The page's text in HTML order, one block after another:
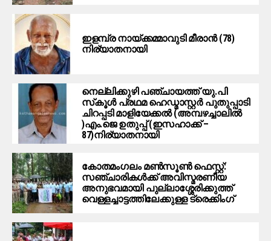
ഇളമ്പ്ര നായ്ക്കമ്മാവുടി മീരാൻ (78)
നിര്യാതനായി
നെല്ലിക്കുഴി പഞ്ചായത്ത് യു.പി
സ്‌കൂൾ പ്രഥമ ഹെഡ്മാസ്റ്റർ പുതുപ്പാടി
ചിറപ്പടി മാളിയേക്കൽ (അമ്പഴച്ചാലിൽ
)എം.ജെ ഉതുപ്പ് (ഇസഹാക്ക് –
87)നിര്യാതനായി
കോതമംഗലം മൺസൂൺ ഫെസ്റ്റ്:
സഞ്ചാരികൾക്ക് അവിസ്മരണീയ
അനുഭവമായി പുല്ലാശ്ശേരിക്കുത്ത്
വെള്ളച്ചാട്ടത്തിലേക്കുള്ള ട്രെക്കിംഗ്